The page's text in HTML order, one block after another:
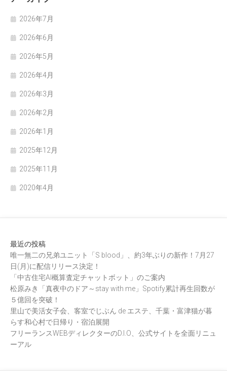
2026年7月
2026年6月
2026年5月
2026年4月
2026年3月
2026年2月
2026年1月
2025年12月
2025年11月
2020年4月
最近の投稿
唯一無二の兄弟ユニット「S blood」、約3年ぶりの新作！7月27
日(月)に配信リリース決定！
「中古住宅AI概算査定チャットボット」のご案内
松原みき「真夜中のドア～stay with me」Spotify累計再生回数が
５億回を突破！
里山で美活女子会、客室でじぶん de エステ、千葉・富津猫が暮
らす和心村で日帰り・宿泊展開
フリーランスWEBディレクターのD.I.O、公式サイトを全面リニュ
ーアル